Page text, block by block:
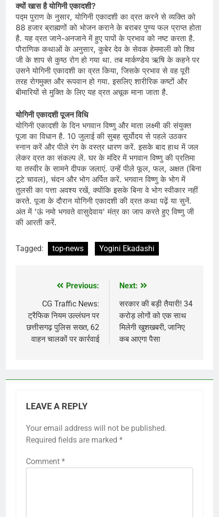
क्यों खास है योगिनी एकादशी?
पद्म पुराण के नुसार, योगिनी एकादशी का व्रत करने से व्यक्ति को
88 हजार ब्राह्मणों को भोजन कराने के बराबर पुण्य फल प्राप्त होता
है. यह व्रत जाने-अनजाने में हुए पापों के प्रभाव को नष्ट करता है.
पौराणिक कथाओं के अनुसार, कुबेर देव के सेवक हेममाली को शिव
जी के शाप से कुष्ठ रोग हो गया था. तब मार्कण्डेय ऋषि के कहने पर
उसने योगिनी एकादशी का व्रत किया, जिसके प्रभाव से वह पूरी
तरह रोगमुक्त और रूपवान हो गया. इसलिए शारीरिक कष्टों और
बीमारियों से मुक्ति के लिए यह व्रत अचूक माना जाता है.
योगिनी एकादशी पूजन विधि
योगिनी एकादशी के दिन भगवान विष्णु और माता लक्ष्मी की संयुक्त
पूजा का विधान है. 10 जुलाई की सुबह सूर्योदय से पहले उठकर
स्नान करें और पीले रंग के वस्त्र धारण करें. इसके बाद हाथ में जल
लेकर व्रत का संकल्प लें. घर के मंदिर में भगवान विष्णु की प्रतिमा
या तस्वीर के सामने दीपक जलाएं. उन्हें पीले फूल, फल, अक्षत (बिना
टूटे चावल), चंदन और भोग अर्पित करें. भगवान विष्णु के भोग में
तुलसी का पत्ता अवश्य रखें, क्योंकि इसके बिना वे भोग स्वीकार नहीं
करते. पूजा के दौरान योगिनी एकादशी की व्रत कथा पढ़ें या सुनें.
अंत में 'ऊं नमो भगवते वासुदेवाय' मंत्र का जाप करते हुए विष्णु जी
की आरती करें.
Tagged: top-news Yogini Ekadashi
navigation
Previous:
CG Traffic News:
ट्रैफिक नियम उल्लंघन पर
छत्तीसगढ़ पुलिस सख्त, 62
वाहन चालकों पर कार्रवाई
Next:
सरकार की बड़ी तैयारी! 34
करोड़ लोगों को एक साथ
मिलेगी खुशखबरी, जानिए
कब आएगा पैसा
LEAVE A REPLY
Your email address will not be published.
Required fields are marked *
Comment *